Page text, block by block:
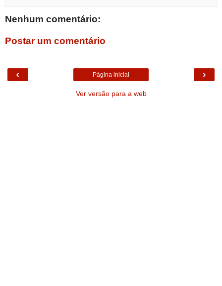
Nenhum comentário:
Postar um comentário
‹ ›
Página inicial
Ver versão para a web